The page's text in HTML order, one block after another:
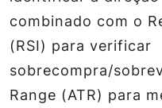
combinado com o
(RSI) para verificar
sobrecompra/
Range (ATR) para